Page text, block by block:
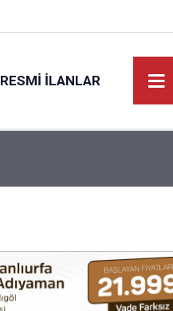
RESMI İLANLAR